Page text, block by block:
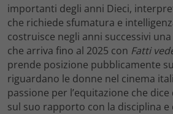
importanti degli anni Dieci,
che richiede sfumatura e
costruisce negli anni successivi
che arriva fino al 2025 con Fatti
prende posizione pubblicamente
riguardano le donne nel cinema
passione per l’equitazione che
sul suo rapporto con la disciplina e